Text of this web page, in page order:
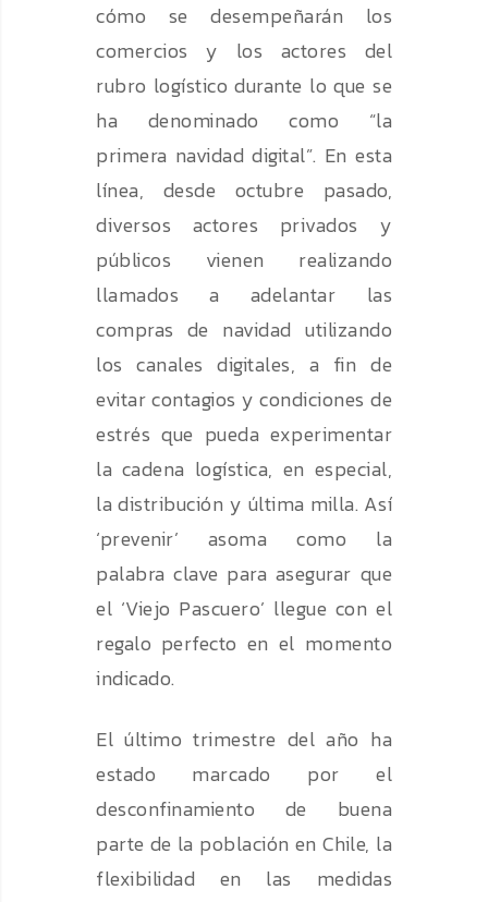
cómo se desempeñarán los
comercios y los actores del
rubro logístico durante lo que se
ha denominado como “la
primera navidad digital”. En esta
línea, desde octubre pasado,
diversos actores privados y
públicos vienen realizando
llamados a adelantar las
compras de navidad utilizando
los canales digitales, a fin de
evitar contagios y condiciones de
estrés que pueda experimentar
la cadena logística, en especial,
la distribución y última milla. Así
‘prevenir’ asoma como la
palabra clave para asegurar que
el ‘Viejo Pascuero’ llegue con el
regalo perfecto en el momento
indicado.
El último trimestre del año ha
estado marcado por el
desconfinamiento de buena
parte de la población en Chile, la
flexibilidad en las medidas